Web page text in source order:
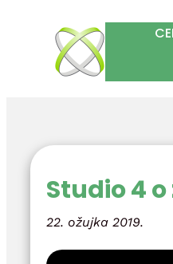
sadržaja
Studio 4
22. ožujka 2019.